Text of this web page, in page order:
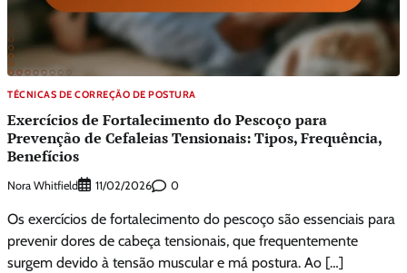
TÉCNICAS DE CORREÇÃO DE POSTURA
Exercícios de Fortalecimento do Pescoço para
Prevenção de Cefaleias Tensionais: Tipos, Frequência,
Benefícios
Nora Whitfield 11/02/2026 0
Os exercícios de fortalecimento do pescoço são essenciais para
prevenir dores de cabeça tensionais, que frequentemente
surgem devido à tensão muscular e má postura. Ao […]